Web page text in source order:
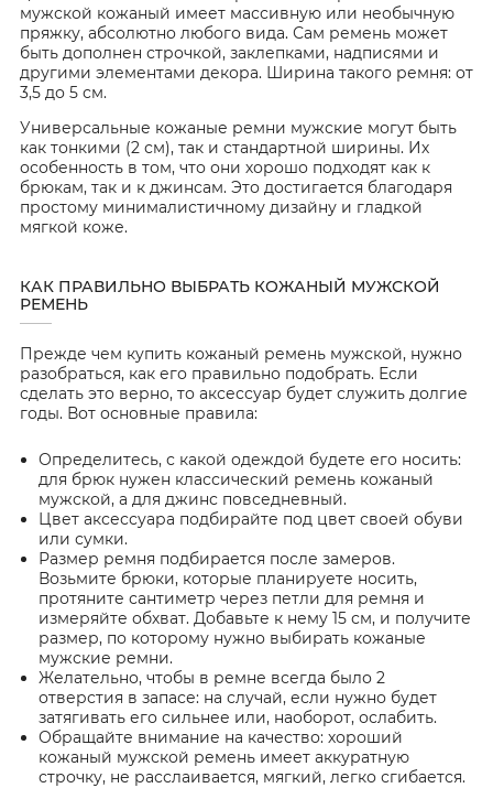
мужской кожаный имеет массивную или необычную
пряжку, абсолютно любого вида. Сам ремень может
быть дополнен строчкой, заклепками, надписями и
другими элементами декора. Ширина такого ремня: от
3,5 до 5 см.
Универсальные кожаные ремни мужские могут быть
как тонкими (2 см), так и стандартной ширины. Их
особенность в том, что они хорошо подходят как к
брюкам, так и к джинсам. Это достигается благодаря
простому минималистичному дизайну и гладкой
мягкой коже.
КАК ПРАВИЛЬНО ВЫБРАТЬ КОЖАНЫЙ МУЖСКОЙ
РЕМЕНЬ
Прежде чем купить кожаный ремень мужской, нужно
разобраться, как его правильно подобрать. Если
сделать это верно, то аксессуар будет служить долгие
годы. Вот основные правила:
Определитесь, с какой одеждой будете его носить:
для брюк нужен классический ремень кожаный
мужской, а для джинс повседневный.
Цвет аксессуара подбирайте под цвет своей обуви
или сумки.
Размер ремня подбирается после замеров.
Возьмите брюки, которые планируете носить,
протяните сантиметр через петли для ремня и
измеряйте обхват. Добавьте к нему 15 см, и получите
размер, по которому нужно выбирать кожаные
мужские ремни.
Желательно, чтобы в ремне всегда было 2
отверстия в запасе: на случай, если нужно будет
затягивать его сильнее или, наоборот, ослабить.
Обращайте внимание на качество: хороший
кожаный мужской ремень имеет аккуратную
строчку, не расслаивается, мягкий, легко сгибается.